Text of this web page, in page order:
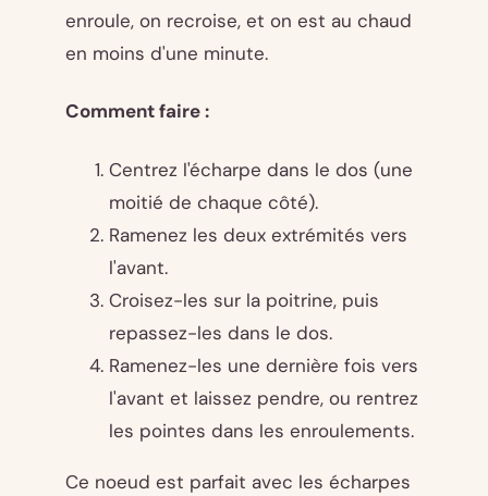
enroule, on recroise, et on est au chaud
en moins d'une minute.
Comment faire :
Centrez l'écharpe dans le dos (une
moitié de chaque côté).
Ramenez les deux extrémités vers
l'avant.
Croisez-les sur la poitrine, puis
repassez-les dans le dos.
Ramenez-les une dernière fois vers
l'avant et laissez pendre, ou rentrez
les pointes dans les enroulements.
Ce noeud est parfait avec les écharpes